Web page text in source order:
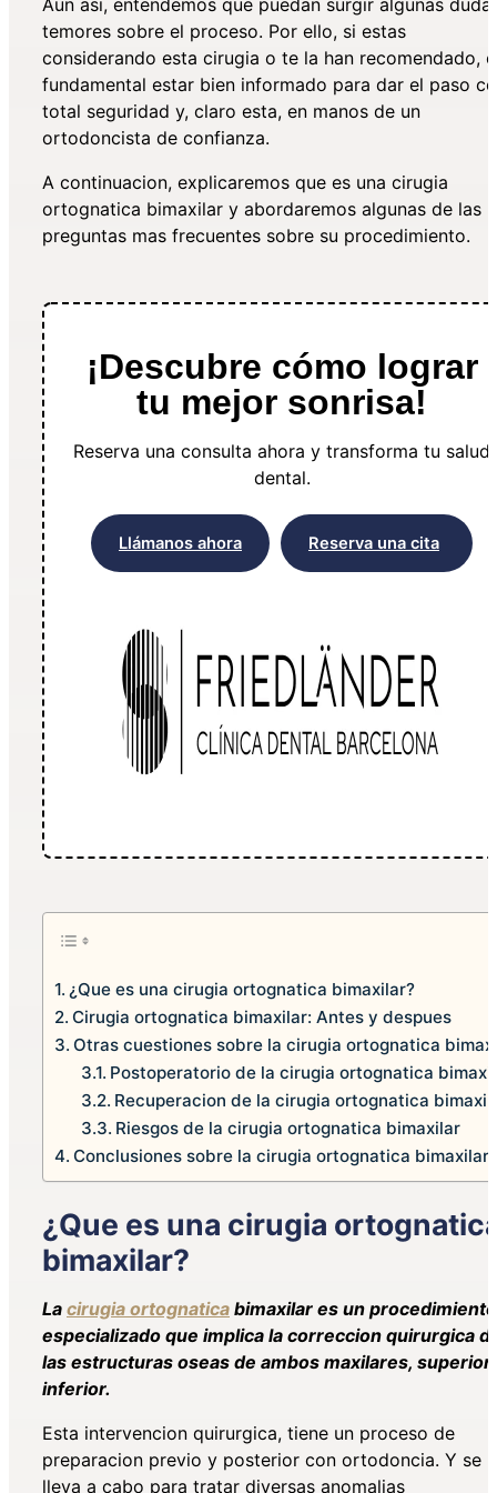
temores sobre el proceso. Por ello, si estas
considerando esta cirugia o te la han recomendado,
fundamental estar bien informado para dar el paso
total seguridad y, claro esta, en manos de un
ortodoncista de confianza.
A continuacion, explicaremos que es una cirugia
ortognatica bimaxilar y abordaremos algunas de las
preguntas mas frecuentes sobre su procedimiento.
¡Descubre cómo lograr
tu mejor sonrisa!
Reserva una consulta ahora y transforma tu salud
dental.
Llámanos ahora Reserva una cita
¿Que es una cirugia ortognatica bimaxilar?
Cirugia ortognatica bimaxilar: Antes y despues
Otras cuestiones sobre la cirugia ortognatica
Postoperatorio de la cirugia ortognatica
Recuperacion de la cirugia ortognatica
Riesgos de la cirugia ortognatica bimaxilar
Conclusiones sobre la cirugia ortognatica bimaxilar
¿Que es una cirugia
bimaxilar?
La cirugia ortognatica bimaxilar es un procedimiento
especializado que implica la correccion quirurgica
las estructuras oseas de ambos maxilares, superior
inferior.
Esta intervencion quirurgica, tiene un proceso de
preparacion previo y posterior con ortodoncia. Y se
lleva a cabo para tratar diversas anomalias